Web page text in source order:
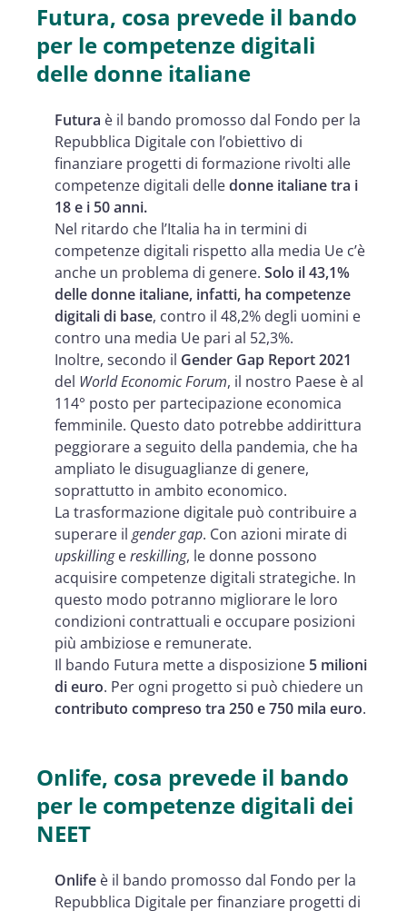
Futura, cosa prevede il bando
per le competenze digitali
delle donne italiane
Futura è il bando promosso dal Fondo per la
Repubblica Digitale con l’obiettivo di
finanziare progetti di formazione rivolti alle
competenze digitali delledonne italiane tra i
18 e i 50 anni.
Nel ritardo che l’Italia ha in termini di
competenze digitali rispetto alla media Ue c’è
anche un problema di genere. Solo il 43,1%
delle donne italiane, infatti, ha competenze
digitali di base, contro il 48,2% degli uomini e
contro una media Ue pari al 52,3%.
Inoltre, secondo il Gender Gap Report 2021
del World Economic Forum, il nostro Paese è al
114° posto per partecipazione economica
femminile. Questo dato potrebbe addirittura
peggiorare a seguito della pandemia, che ha
ampliato le disuguaglianze di genere,
soprattutto in ambito economico.
La trasformazione digitale può contribuire a
superare il gender gap. Con azioni mirate di
upskillingereskilling, le donne possono
acquisire competenze digitali strategiche. In
questo modo potranno migliorare le loro
condizioni contrattuali e occupare posizioni
più ambiziose e remunerate.
Il bando Futura mette a disposizione 5 milioni
di euro. Per ogni progetto si può chiedere un
contributo compreso tra 250 e 750 mila euro.
Onlife, cosa prevede il bando
per le competenze digitali dei
NEET
Onlife è il bando promosso dal Fondo per la
Repubblica Digitale per finanziare progetti di